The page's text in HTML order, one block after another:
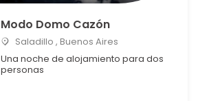
Modo Domo Cazón
Saladillo , Buenos Aires
Una noche de alojamiento para dos
personas